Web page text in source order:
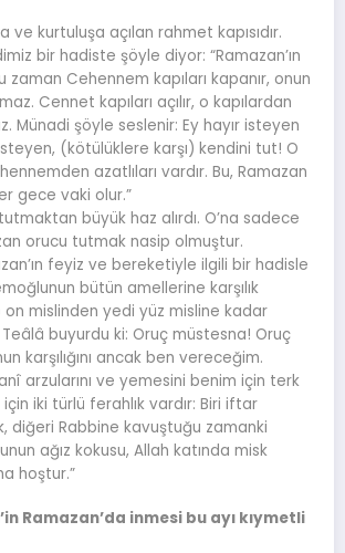
ve kurtuluşa açılan rahmet kapısıdır.
bir hadiste şöyle diyor: “Ramazan’ın
Cehennem kapıları kapanır, onun
Cennet kapıları açılır, o kapılardan
Münadi şöyle seslenir: Ey hayır isteyen
(kötülüklere karşı) kendini tut! O
azatlıları vardır. Bu, Ramazan
gece vaki olur.”
büyük haz alırdı. O’na sadece
orucu tutmak nasip olmuştur.
feyiz ve bereketiyle ilgili bir hadisle
bütün amellerine karşılık
mislinden yedi yüz misline kadar
buyurdu ki: Oruç müstesna! Oruç
karşılığını ancak ben vereceğim.
arzularını ve yemesini benim için terk
iki türlü ferahlık vardır: Biri iftar
diğeri Rabbine kavuştuğu zamanki
ağız kokusu, Allah katında misk
hoştur.”
Ramazan’da inmesi bu ayı kıymetli